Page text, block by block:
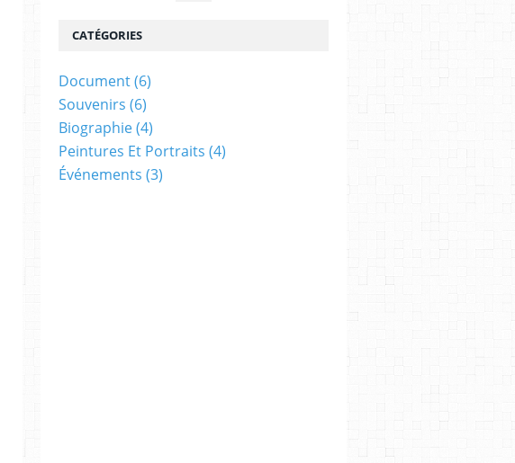
CATÉGORIES
Document(6)
Souvenirs (6)
Biographie(4)
Peintures Et Portraits (4)
Événements (3)